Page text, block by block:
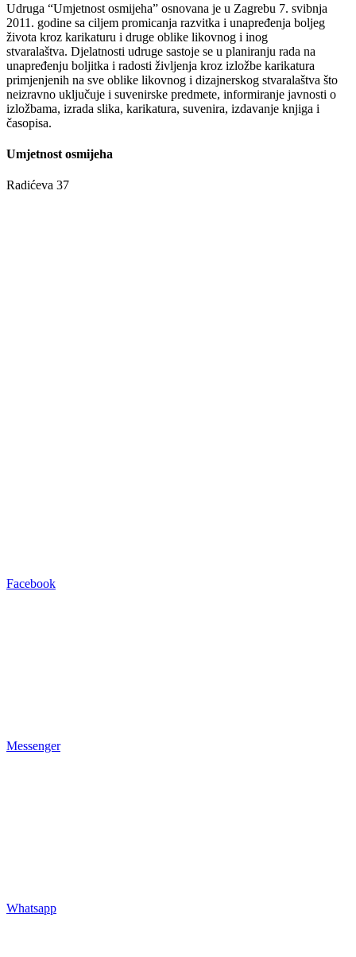
Udruga “Umjetnost osmijeha” osnovana je u Zagrebu 7. svibnja
2011. godine sa ciljem promicanja razvitka i unapređenja boljeg
života kroz karikaturu i druge oblike likovnog i inog
stvaralaštva. Djelatnosti udruge sastoje se u planiranju rada na
unapređenju boljitka i radosti življenja kroz izložbe karikatura
primjenjenih na sve oblike likovnog i dizajnerskog stvaralaštva što
neizravno uključuje i suvenirske predmete, informiranje javnosti o
izložbama, izrada slika, karikatura, suvenira, izdavanje knjiga i
časopisa.
Umjetnost osmijeha
Radićeva 37
Facebook
Messenger
Whatsapp